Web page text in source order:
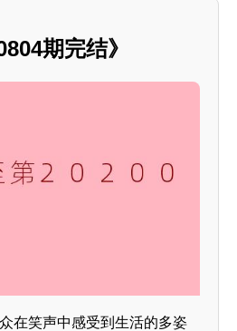
期完结》
在笑声中感受到生活的多姿